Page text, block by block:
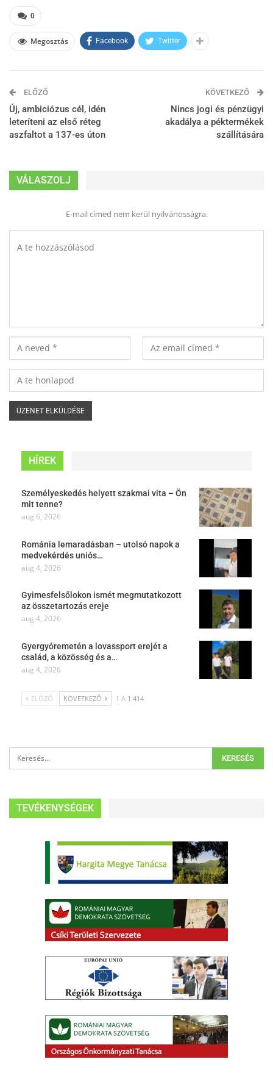
0
Megosztás Facebook Twitter
ELŐZŐ
Új, ambiciózus cél, idén
leteríteni az első réteg
aszfaltot a 137-es úton
KÖVETKEZŐ
Nincs jogi és pénzügyi
akadálya a péktermékek
szállítására
VÁLASZOLJ
E-mail címed nem kerül nyilvánosságra.
HÍREK
Személyeskedés helyett szakmai vita – Ön
mit tenne?
aug 6, 2026
Románia lemaradásban – utolsó napok a
medvekérdés uniós…
aug 4, 2026
Gyimesfelsőlokon ismét megmutatkozott
az összetartozás ereje
aug 4, 2026
Gyergyóremetén a lovassport erejét a
család, a közösség és a…
aug 4, 2026
ELŐZŐ KÖVETKEZŐ 1 A 1 414
TEVÉKENYSÉGEK